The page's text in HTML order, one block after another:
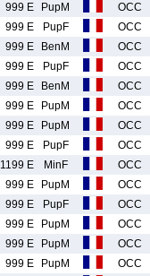
999 E PupM OCC
999 E PupF OCC
999 E BenM OCC
999 E PupF OCC
999 E BenM OCC
999 E PupM OCC
999 E PupM OCC
999 E PupF OCC
1199 E MinF OCC
999 E PupM OCC
999 E PupF OCC
999 E PupM OCC
999 E PupM OCC
999 E PupM OCC